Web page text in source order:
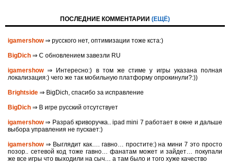
ПОСЛЕДНИЕ КОММЕНТАРИИ (ЕЩЁ)
igamershow⇒ русского нет, оптимизации тоже кста:)
BigDich ⇒ С обновлением завезли RU
igamershow⇒ Интересно:) в том же стиме у игры указана полная
локализация:) чего же так мобильную платформу опрокинули?:))
Brightside ⇒ BigDich, спасибо за исправление
BigDich ⇒ В игре русский отсутствует
igamershow⇒ Разраб криворучка.. ipad mini 7 работает в окне и дальше
выбора управления не пускает:)
igamershow⇒ Выглядит как…. гавно… простите:) на мини 7 это просто
позор.. сетевой код тоже гавно… фанатам может и зайдет… покупали
же все игры что выходили на сыч… а там было и того хуже качество